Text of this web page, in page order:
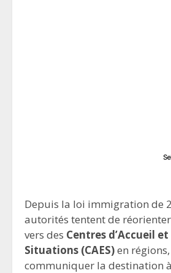
Depuis la loi immigration de
autorités tentent de
vers des Centres d’Accueil
Situations (CAES)en
communiquer la destination à